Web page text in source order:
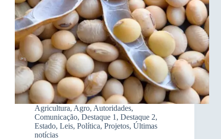
Agricultura, Agro, Autoridades,
Comunicação, Destaque 1 , Destaque 2,
Estado, Leis, Política, Projetos, Últimas
notícias